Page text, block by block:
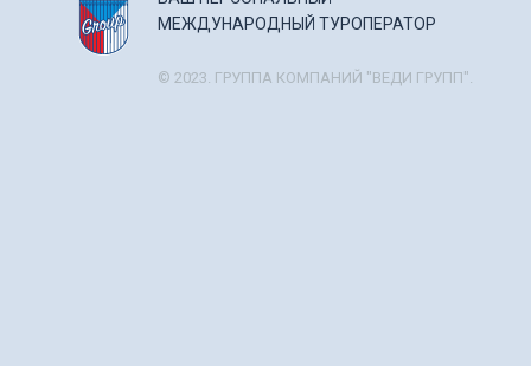
МЕЖДУНАРОДНЫЙ ТУРОПЕРАТОР
© 2023. ГРУППА КОМПАНИЙ "ВЕДИ ГРУПП".